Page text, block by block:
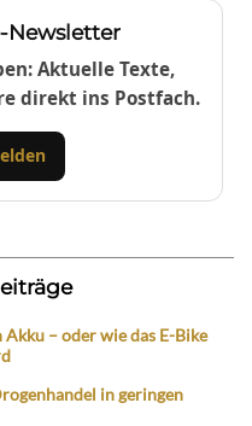
Newsletter
Aktuelle Texte,
direkt ins Postfach.
– oder wie das E-Bike
in geringen